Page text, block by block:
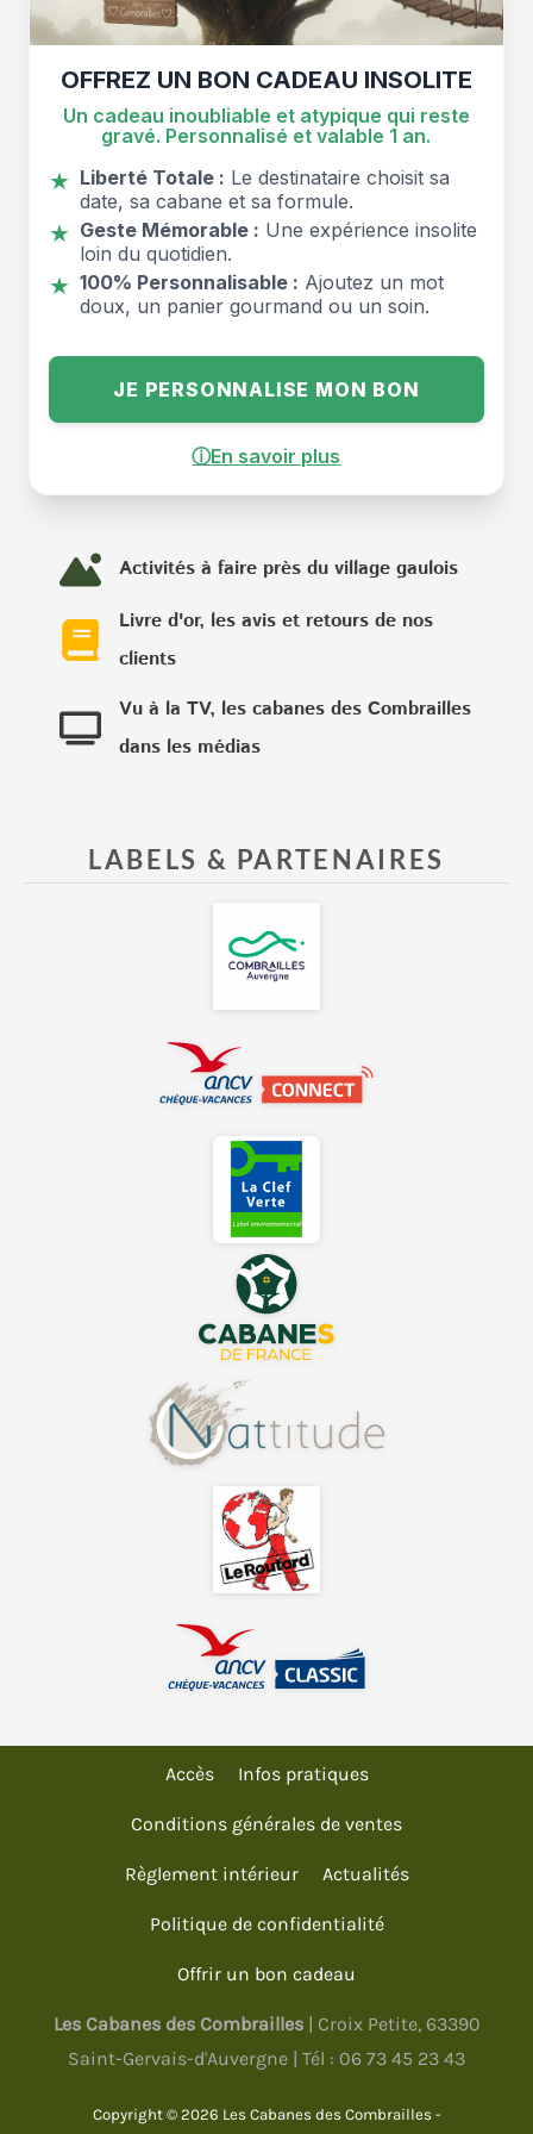
OFFREZ UN BON CADEAU INSOLITE
Un cadeau inoubliable et atypique qui reste
gravé. Personnalisé et valable 1 an.
★ Liberté Totale : Le destinataire choisit sa
date, sa cabane et sa formule.
★ Geste Mémorable : Une expérience insolite
loin du quotidien.
★ 100% Personnalisable : Ajoutez un mot
doux, un panier gourmand ou un soin.
JE PERSONNALISE MON BON
ⓘEn savoir plus
Activités à faire près du village gaulois
Livre d'or, les avis et retours de nos
clients
Vu à la TV, les cabanes des Combrailles
dans les médias
LABELS & PARTENAIRES
Accès Infos pratiques
Conditions générales de ventes
Règlement intérieur Actualités
Politique de confidentialité
Offrir un bon cadeau
Les Cabanes des Combrailles| Croix Petite, 63390
Saint-Gervais-d'Auvergne | Tél : 06 73 45 23 43
Copyright © 2026 Les Cabanes des Combrailles -